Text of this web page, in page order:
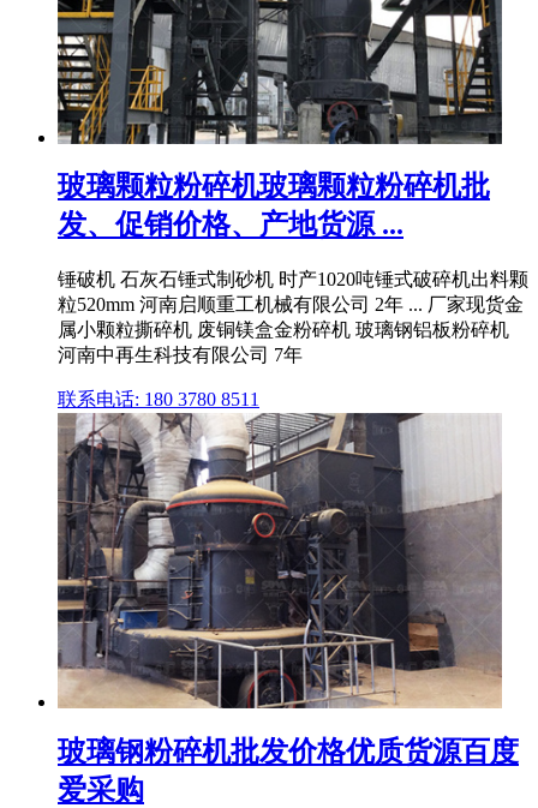
玻璃颗粒粉碎机玻璃颗粒粉碎机批
发、促销价格、产地货源 ...
锤破机 石灰石锤式制砂机 时产1020吨锤式破碎机出料颗
粒520mm 河南启顺重工机械有限公司 2年 ... 厂家现货金
属小颗粒撕碎机 废铜镁盒金粉碎机 玻璃钢铝板粉碎机
河南中再生科技有限公司 7年
联系电话: 180 3780 8511
玻璃钢粉碎机批发价格优质货源百度
爱采购